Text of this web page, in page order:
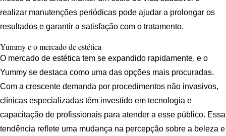
realizar manutenções periódicas pode ajudar a prolongar os
resultados e garantir a satisfação com o tratamento.
Yummy e o mercado de estética
O mercado de estética tem se expandido rapidamente, e o
Yummy se destaca como uma das opções mais procuradas.
Com a crescente demanda por procedimentos não invasivos,
clínicas especializadas têm investido em tecnologia e
capacitação de profissionais para atender a esse público. Essa
tendência reflete uma mudança na percepção sobre a beleza e